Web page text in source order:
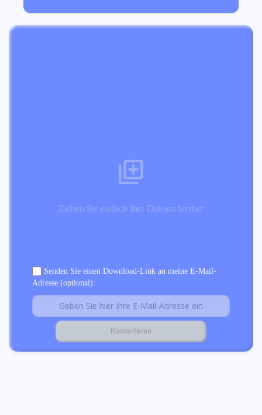
Ziehen Sie einfach Ihre Dateien hierher
Senden Sie einen Download-Link an meine E-Mail-
Adresse (optional):